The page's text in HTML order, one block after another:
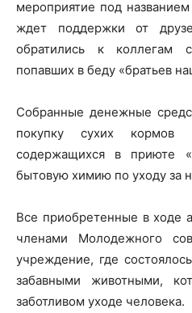
мероприятие под
ждет поддержки от
обратились к коллегам
попавших в беду «братьев
Собранные денежные
покупку сухих
содержащихся в приюте
бытовую химию по уходу за
Все приобретенные в ходе
членами Молодежного
учреждение, где
забавными животными,
заботливом уходе человека.